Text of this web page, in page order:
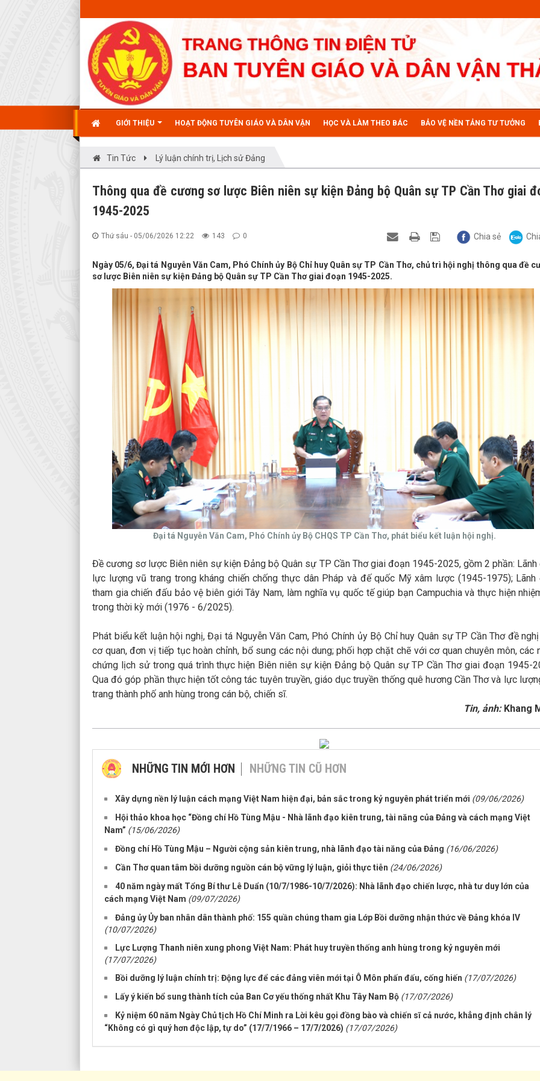
GIỚI THIỆU HOẠT ĐỘNG TUYÊN GIÁO VÀ DÂN VẬN HỌC VÀ LÀM THEO BÁC BẢO VỆ NỀN TẢNG TƯ TƯỞNG
Tin Tức Lý luận chính trị, Lịch sử Đảng
Thông qua đề cương sơ lược Biên niên sự kiện Đảng bộ Quân sự TP Cần Thơ giai
1945-2025
Thứ sáu - 05/06/2026 12:22 143 0 Chia sẻ
Ngày 05/6, Đại tá Nguyễn Văn Cam, Phó Chính ủy Bộ Chỉ huy Quân sự TP Cần Thơ, chủ trì hội nghị thông qua đề
sơ lược Biên niên sự kiện Đảng bộ Quân sự TP Cần Thơ giai đoạn 1945-2025.
Đại tá Nguyễn Văn Cam, Phó Chính ủy Bộ CHQS TP Cần Thơ, phát biểu kết luận hội nghị.
Đề cương sơ lược Biên niên sự kiện Đảng bộ Quân sự TP Cần Thơ giai đoạn 1945-2025, gồm 2 phần: Lãnh
lực lượng vũ trang trong kháng chiến chống thực dân Pháp và đế quốc Mỹ xâm lược (1945-1975); Lãnh
tham gia chiến đấu bảo vệ biên giới Tây Nam, làm nghĩa vụ quốc tế giúp bạn Campuchia và thực hiện
trong thời kỳ mới (1976 - 6/2025).
Phát biểu kết luận hội nghị, Đại tá Nguyễn Văn Cam, Phó Chính ủy Bộ Chỉ huy Quân sự TP Cần Thơ đề
cơ quan, đơn vị tiếp tục hoàn chỉnh, bổ sung các nội dung; phối hợp chặt chẽ với cơ quan chuyên môn, các
chứng lịch sử trong quá trình thực hiện Biên niên sự kiện Đảng bộ Quân sự TP Cần Thơ giai đoạn 1945-
Qua đó góp phần thực hiện tốt công tác tuyên truyền, giáo dục truyền thống quê hương Cần Thơ và lực
trang thành phố anh hùng trong cán bộ, chiến sĩ.
Tin, ảnh: Khang
NHỮNG TIN MỚI HƠN NHỮNG TIN CŨ HƠN
Xây dựng nền lý luận cách mạng Việt Nam hiện đại, bản sắc trong kỷ nguyên phát triển mới (09/06/2026)
Hội thảo khoa học “Đồng chí Hồ Tùng Mậu - Nhà lãnh đạo kiên trung, tài năng của Đảng và cách mạng Việt
Nam” (15/06/2026)
Đồng chí Hồ Tùng Mậu – Người cộng sản kiên trung, nhà lãnh đạo tài năng của Đảng (16/06/2026)
Cần Thơ quan tâm bồi dưỡng nguồn cán bộ vững lý luận, giỏi thực tiễn (24/06/2026)
40 năm ngày mất Tổng Bí thư Lê Duẩn (10/7/1986-10/7/2026): Nhà lãnh đạo chiến lược, nhà tư duy lớn của
cách mạng Việt Nam (09/07/2026)
Đảng ủy Ủy ban nhân dân thành phố: 155 quần chúng tham gia Lớp Bồi dưỡng nhận thức về Đảng khóa IV
(10/07/2026)
Lực Lượng Thanh niên xung phong Việt Nam: Phát huy truyền thống anh hùng trong kỷ nguyên mới
(17/07/2026)
Bồi dưỡng lý luận chính trị: Động lực để các đảng viên mới tại Ô Môn phấn đấu, cống hiến (17/07/2026)
Lấy ý kiến bổ sung thành tích của Ban Cơ yếu thống nhất Khu Tây Nam Bộ (17/07/2026)
Kỷ niệm 60 năm Ngày Chủ tịch Hồ Chí Minh ra Lời kêu gọi đồng bào và chiến sĩ cả nước, khẳng định chân lý
“Không có gì quý hơn độc lập, tự do” (17/7/1966 – 17/7/2026) (17/07/2026)